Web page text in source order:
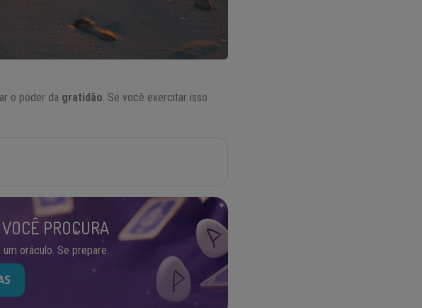
o poder da gratidão. Se você exercitar isso
PROCURA
oráculo. Se prepare.